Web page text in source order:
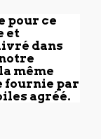
pour ce
et
dans
même
fournie par
agréé.